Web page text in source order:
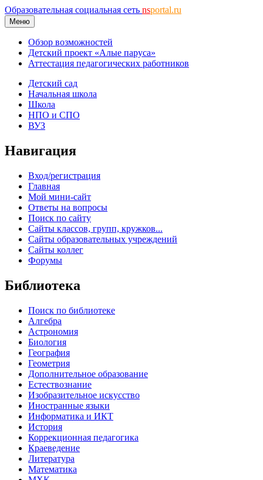
Образовательная социальная сеть nsportal.ru
Меню
Обзор возможностей
Детский проект «Алые паруса»
Аттестация педагогических работников
Детский сад
Начальная школа
Школа
НПО и СПО
ВУЗ
Навигация
Вход/регистрация
Главная
Мой мини-сайт
Ответы на вопросы
Поиск по сайту
Сайты классов, групп, кружков...
Сайты образовательных учреждений
Сайты коллег
Форумы
Библиотека
Поиск по библиотеке
Алгебра
Астрономия
Биология
География
Геометрия
Дополнительное образование
Естествознание
Изобразительное искусство
Иностранные языки
Информатика и ИКТ
История
Коррекционная педагогика
Краеведение
Литература
Математика